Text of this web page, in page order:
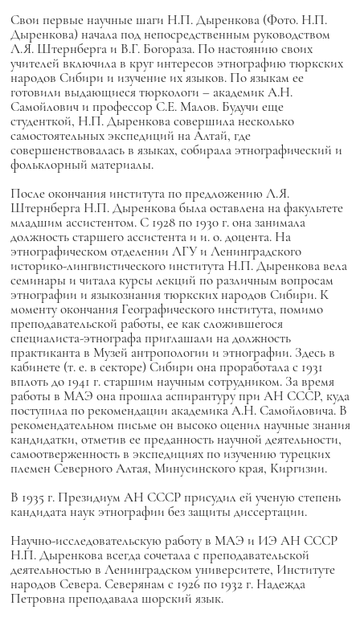
Свои первые научные шаги Н.П. Дыренкова (Фото. Н.П.
Дыренкова) начала под непосредственным руководством
Л.Я. Штернберга и В.Г. Богораза. По настоянию своих
учителей включила в круг интересов этнографию тюркских
народов Сибири и изучение их языков. По языкам ее
готовили выдающиеся тюркологи – академик А.Н.
Самойлович и профессор С.Е. Малов. Будучи еще
студенткой, Н.П. Дыренкова совершила несколько
самостоятельных экспедиций на Алтай, где
совершенствовалась в языках, собирала этнографический и
фольклорный материалы.
После окончания института по предложению Л.Я.
Штернберга Н.П. Дыренкова была оставлена на факультете
младшим ассистентом. С 1928 по 1930 г. она занимала
должность старшего ассистента и и. о. доцента. На
этнографическом отделении ЛГУ и Ленинградского
историко-лингвистического института Н.П. Дыренкова вела
семинары и читала курсы лекций по различным вопросам
этнографии и языкознания тюркских народов Сибири. К
моменту окончания Географического института, помимо
преподавательской работы, ее как сложившегося
специалиста-этнографа приглашали на должность
практиканта в Музей антропологии и этнографии. Здесь в
кабинете (т. е. в секторе) Сибири она проработала с 1931
вплоть до 1941 г. старшим научным сотрудником. За время
работы в МАЭ она прошла аспирантуру при АН СССР, куда
поступила по рекомендации академика А.Н. Самойловича. В
рекомендательном письме он высоко оценил научные знания
кандидатки, отметив ее преданность научной деятельности,
самоотверженность в экспедициях по изучению турецких
племен Северного Алтая, Минусинского края, Киргизии.
В 1935 г. Президиум АН СССР присудил ей ученую степень
кандидата наук этнографии без защиты диссертации.
Научно-исследовательскую работу в МАЭ и ИЭ АН СССР
Н.П. Дыренкова всегда сочетала с преподавательской
деятельностью в Ленинградском университете, Институте
народов Севера. Северянам с 1926 по 1932 г. Надежда
Петровна преподавала шорский язык.